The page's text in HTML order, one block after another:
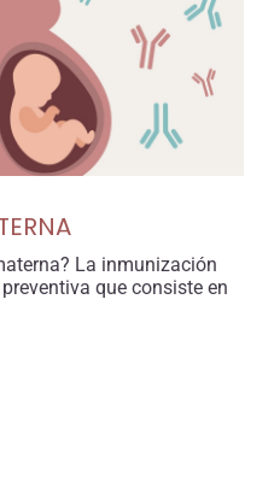
La inmunización
que consiste en